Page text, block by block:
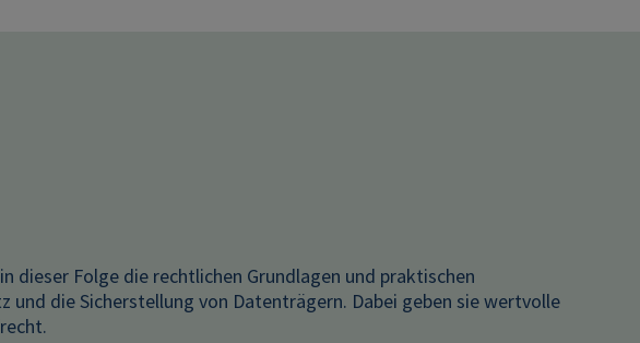
dieser Folge die rechtlichen Grundlagen und praktischen
die Sicherstellung von Datenträgern. Dabei geben sie wertvolle